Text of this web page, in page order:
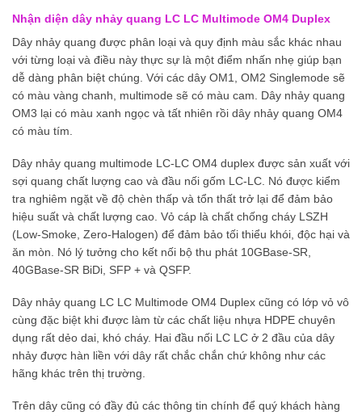
Nhận diện dây nhảy quang LC LC Multimode OM4 Duplex
Dây nhảy quang được phân loại và quy định màu sắc khác nhau
với từng loại và điều này thực sự là một điểm nhấn nhẹ giúp bạn
dễ dàng phân biệt chúng. Với các dây OM1, OM2 Singlemode sẽ
có màu vàng chanh, multimode sẽ có màu cam. Dây nhảy quang
OM3 lại có màu xanh ngọc và tất nhiên rồi dây nhảy quang OM4
có màu tím.
Dây nhảy quang multimode LC-LC OM4 duplex được sản xuất với
sợi quang chất lượng cao và đầu nối gốm LC-LC. Nó được kiểm
tra nghiêm ngặt về độ chèn thấp và tổn thất trở lại để đảm bảo
hiệu suất và chất lượng cao. Vỏ cáp là chất chống cháy LSZH
(Low-Smoke, Zero-Halogen) để đảm bảo tối thiểu khói, độc hại và
ăn mòn. Nó lý tưởng cho kết nối bộ thu phát 10GBase-SR,
40GBase-SR BiDi, SFP + và QSFP.
Dây nhảy quang LC LC Multimode OM4 Duplex cũng có lớp vỏ vô
cùng đặc biệt khi được làm từ các chất liệu nhựa HDPE chuyên
dụng rất dẻo dai, khó cháy. Hai đầu nối LC LC ở 2 đầu của dây
nhảy được hàn liền với dây rất chắc chắn chứ không như các
hãng khác trên thị trường.
Trên dây cũng có đầy đủ các thông tin chính để quý khách hàng